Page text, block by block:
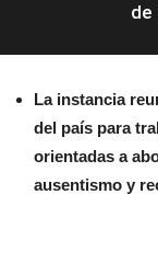
Noticias
de
La instancia
del país para
orientadas a
ausentismo y